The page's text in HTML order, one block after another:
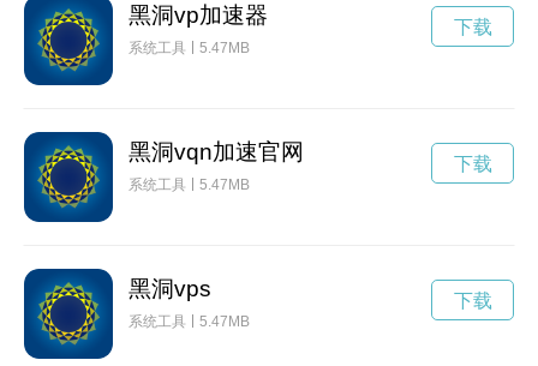
黑洞vp加速器
系统工具 5.47MB
下载
黑洞vqn加速官网
系统工具 5.47MB
下载
黑洞vps
系统工具 5.47MB
下载